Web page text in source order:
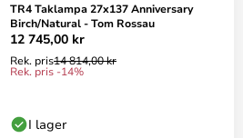
TR4 Taklampa 27x137 Anniversary
Birch/Natural - Tom Rossau
12 745,00 kr
Rek. pris14 814,00 kr
Rek. pris -14%
I lager